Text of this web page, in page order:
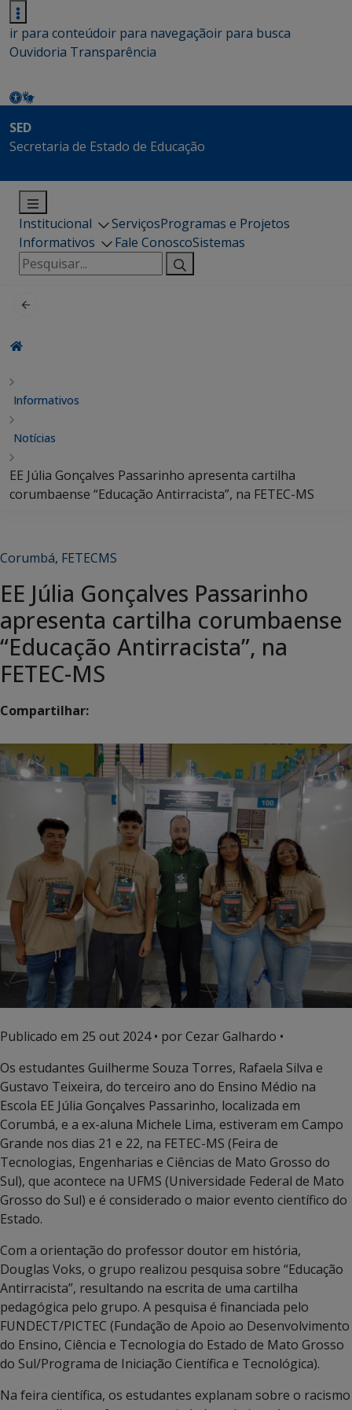
ir para conteúdoir para navegaçãoir para busca
Ouvidoria Transparência
SED
Secretaria de Estado de Educação
Institucional ServiçosProgramas e Projetos
Informativos
Fale ConoscoSistemas
Pesquisar
por:
Informativos
Notícias
EE Júlia Gonçalves Passarinho apresenta cartilha
corumbaense “Educação Antirracista”, na FETEC-MS
Corumbá, FETECMS
EE Júlia Gonçalves Passarinho
apresenta cartilha corumbaense
“Educação Antirracista”, na
FETEC-MS
Compartilhar:
Publicado em 25 out 2024• por Cezar Galhardo •
Os estudantes Guilherme Souza Torres, Rafaela Silva e
Gustavo Teixeira, do terceiro ano do Ensino Médio na
Escola EE Júlia Gonçalves Passarinho, localizada em
Corumbá, e a ex-aluna Michele Lima, estiveram em Campo
Grande nos dias 21 e 22, na FETEC-MS (Feira de
Tecnologias, Engenharias e Ciências de Mato Grosso do
Sul), que acontece na UFMS (Universidade Federal de Mato
Grosso do Sul) e é considerado o maior evento científico do
Estado.
Com a orientação do professor doutor em história,
Douglas Voks, o grupo realizou pesquisa sobre “Educação
Antirracista”, resultando na escrita de uma cartilha
pedagógica pelo grupo. A pesquisa é financiada pelo
FUNDECT/PICTEC (Fundação de Apoio ao Desenvolvimento
do Ensino, Ciência e Tecnologia do Estado de Mato Grosso
do Sul/Programa de Iniciação Científica e Tecnológica).
Na feira científica, os estudantes explanam sobre o racismo